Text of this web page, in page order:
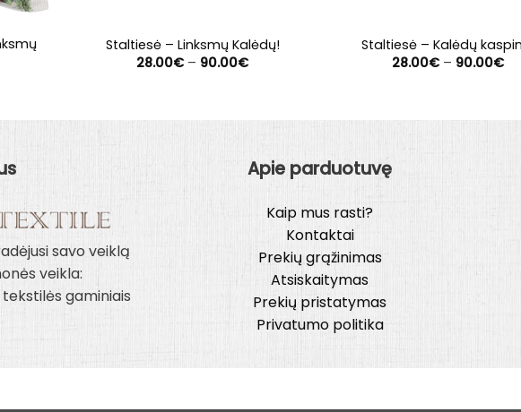
Staltiesė – Linksmų Kalėdų!
28.00€ – 90.00€Price
Staltiesė – Kalėdų
28.00€ – 90.00€
savo veiklą
veikla:
gaminiais
Apie parduotuvę
Kaip mus rasti?
Kontaktai
Prekių grąžinimas
Atsiskaitymas
Prekių pristatymas
Privatumo politika